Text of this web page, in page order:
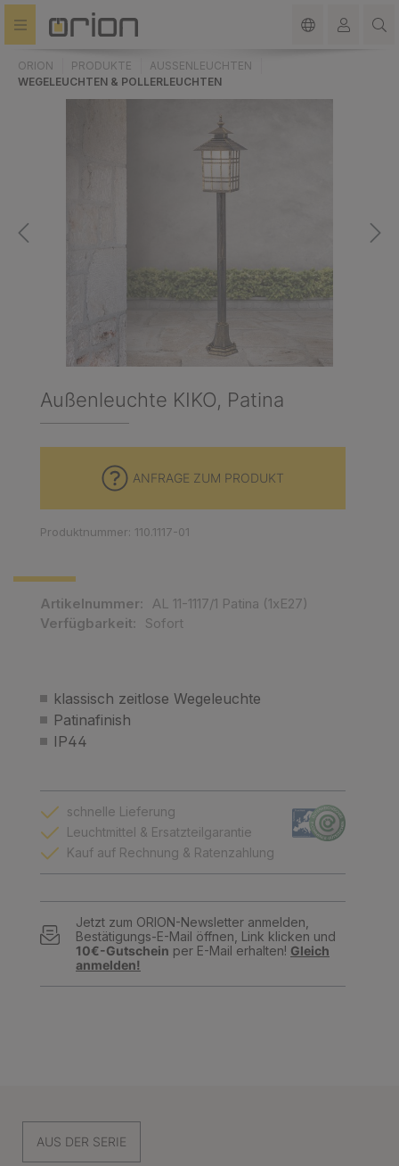
springen
ORION PRODUKTE
AUSSENLEUCHTEN
WEGELEUCHTEN & POLLERLEUCHTEN
Außenleuchte KIKO, Patina
klassisch zeitlose Wegeleuchte
Patinafinish
IP44
Artikelnummer: AL 11-1117/1 Patina (1xE27)
Verfügbarkeit:
Sofort
ANFRAGE ZUM PRODUKT
Produktnummer: 110.1117-01
schnelle Lieferung
Leuchtmittel & Ersatzteilgarantie
Kauf auf Rechnung & Ratenzahlung
Jetzt zum ORION-Newsletter anmelden,
Bestätigungs-E-Mail öffnen, Link klicken und
10€-Gutschein per E-Mail erhalten! Gleich
anmelden!
AUS DER SERIE